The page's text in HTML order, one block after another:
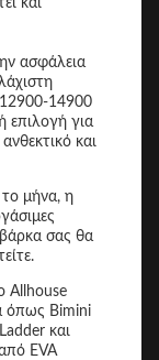
ασφάλεια
12900-14900
επιλογή για
και
μήνα, η
βάρκα σας θα
Allhouse
όπως Bimini
και
EVA